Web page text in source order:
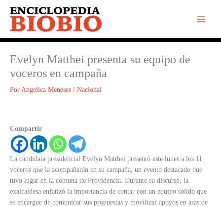
contenido
Evelyn Matthei presenta su equipo de
voceros en campaña
Por Angelica Meneses / Nacional
Compartir
La candidata presidencial Evelyn Matthei presentó este lunes a los 11
voceros que la acompañarán en su campaña, un evento destacado que
tuvo lugar en la comuna de Providencia. Durante su discurso, la
exalcaldesa enfatizó la importancia de contar con un equipo sólido que
se encargue de comunicar sus propuestas y movilizar apoyos en aras de